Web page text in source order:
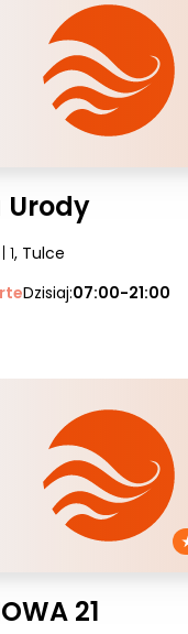
Urody
| 1, Tulce
Dzisiaj:07:00-21:00
21